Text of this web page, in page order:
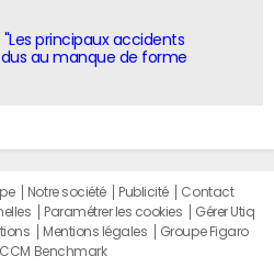
principaux accidents
au manque de forme
Notre société Publicité
Contact
Paramétrer les cookies
Gérer Utiq
Mentions légales
Groupe Figaro
Benchmark